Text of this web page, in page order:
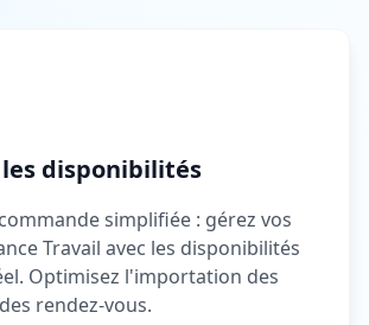
disponibilités
simplifiée : gérez vos
Travail avec les disponibilités
Optimisez l'importation des
rendez-vous.